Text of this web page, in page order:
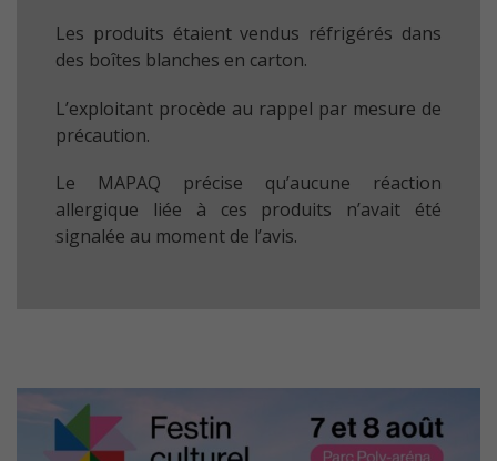
Les produits étaient vendus réfrigérés dans
des boîtes blanches en carton.
L’exploitant procède au rappel par mesure de
précaution.
Le MAPAQ précise qu’aucune réaction
allergique liée à ces produits n’avait été
signalée au moment de l’avis.